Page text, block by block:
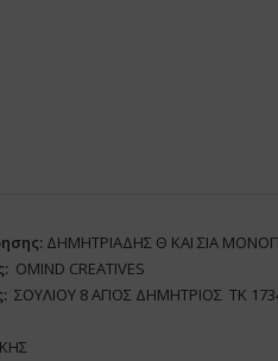
ΔΗΜΗΤΡΙΑΔΗΣ Θ ΚΑΙ ΣΙΑ
ΟΜΙΝD CREATIVES
ΣΟΥΛΙΟΥ 8 ΑΓΙΟΣ ΔΗΜΗΤΡΙΟΣ ΤΚ